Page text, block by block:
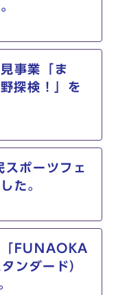
。
事業「ま
探検！」を
ポーツフェ
した。
FUNAOKA
ンダード）
。